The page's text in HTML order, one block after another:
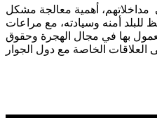
أهمية معالجة مشكل
للبلد أمنه وسيادته، مع مراعات
بها في مجال الهجرة وحقوق